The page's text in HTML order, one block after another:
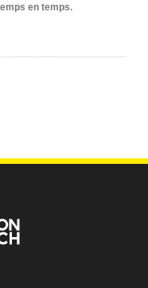
en temps.